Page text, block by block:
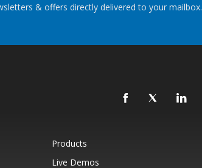
& offers directly delivered to your mailbox.
Products
Live Demos